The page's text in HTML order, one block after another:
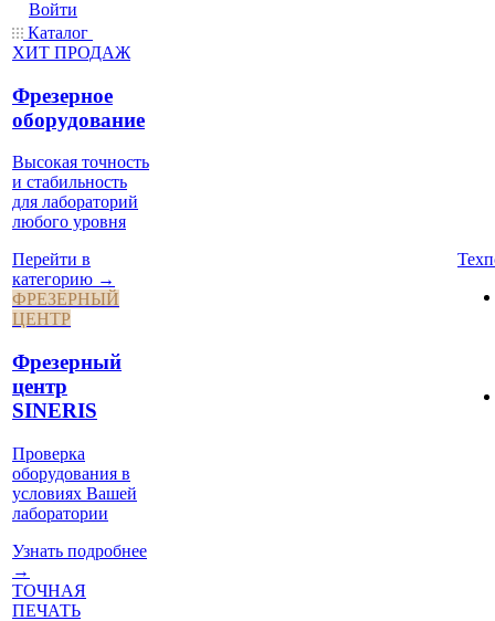
Войти
Каталог
ХИТ ПРОДАЖ
Фрезерное
оборудование
Высокая точность
и стабильность
для лабораторий
любого уровня
Перейти в
категорию →
ФРЕЗЕРНЫЙ
ЦЕНТР
Фрезерный
центр
SINERIS
Проверка
оборудования в
условиях Вашей
лаборатории
Узнать подробнее
→
ТОЧНАЯ
ПЕЧАТЬ